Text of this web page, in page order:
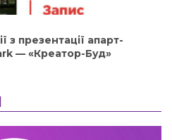
з презентації апарт-
— «Креатор-Буд»